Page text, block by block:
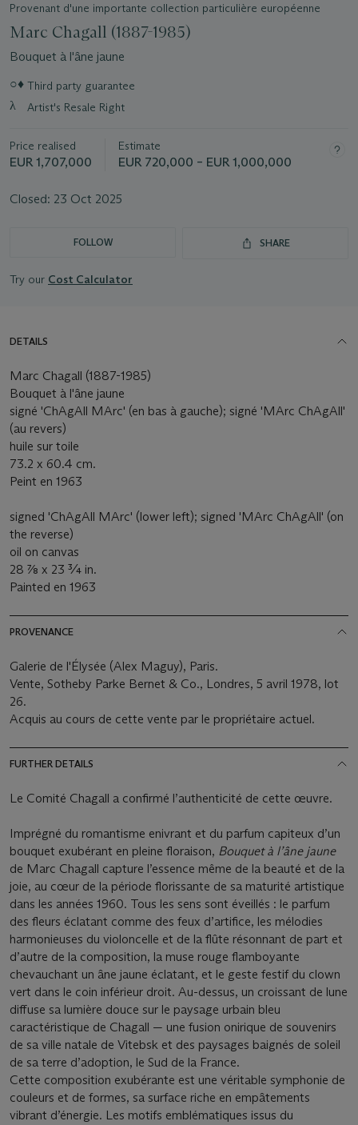
Provenant d'une importante collection particulière européenne
Marc Chagall (1887-1985)
Bouquet à l'âne jaune
Important
information
about
lot
○♦ Third party guarantee
λ Artist's Resale Right
Price realised
EUR 1,707,000
Estimate
EUR 720,000 – EUR 1,000,000
Closed: 23 Oct 2025
FOLLOW SHARE
Try our Cost Calculator
DETAILS
Marc Chagall (1887-1985)
Bouquet à l'âne jaune
signé 'ChAgAll MArc' (en bas à gauche); signé 'MArc ChAgAll'
(au revers)
huile sur toile
73.2 x 60.4 cm.
Peint en 1963
signed 'ChAgAll MArc' (lower left); signed 'MArc ChAgAll' (on
the reverse)
oil on canvas
28 7⁄8 x 23 ¾ in.
Painted en 1963
PROVENANCE
Galerie de l'Élysée (Alex Maguy), Paris.
Vente, Sotheby Parke Bernet & Co., Londres, 5 avril 1978, lot
26.
Acquis au cours de cette vente par le propriétaire actuel.
FURTHER DETAILS
Le Comité Chagall a confirmé l’authenticité de cette œuvre.
Imprégné du romantisme enivrant et du parfum capiteux d’un
bouquet exubérant en pleine floraison, Bouquet à l’âne jaune
de Marc Chagall capture l’essence même de la beauté et de la
joie, au cœur de la période florissante de sa maturité artistique
dans les années 1960. Tous les sens sont éveillés : le parfum
des fleurs éclatant comme des feux d’artifice, les mélodies
harmonieuses du violoncelle et de la flûte résonnant de part et
d’autre de la composition, la muse rouge flamboyante
chevauchant un âne jaune éclatant, et le geste festif du clown
vert dans le coin inférieur droit. Au-dessus, un croissant de lune
diffuse sa lumière douce sur le paysage urbain bleu
caractéristique de Chagall — une fusion onirique de souvenirs
de sa ville natale de Vitebsk et des paysages baignés de soleil
de sa terre d’adoption, le Sud de la France.
Cette composition exubérante est une véritable symphonie de
couleurs et de formes, sa surface riche en empâtements
vibrant d’énergie. Les motifs emblématiques issus du